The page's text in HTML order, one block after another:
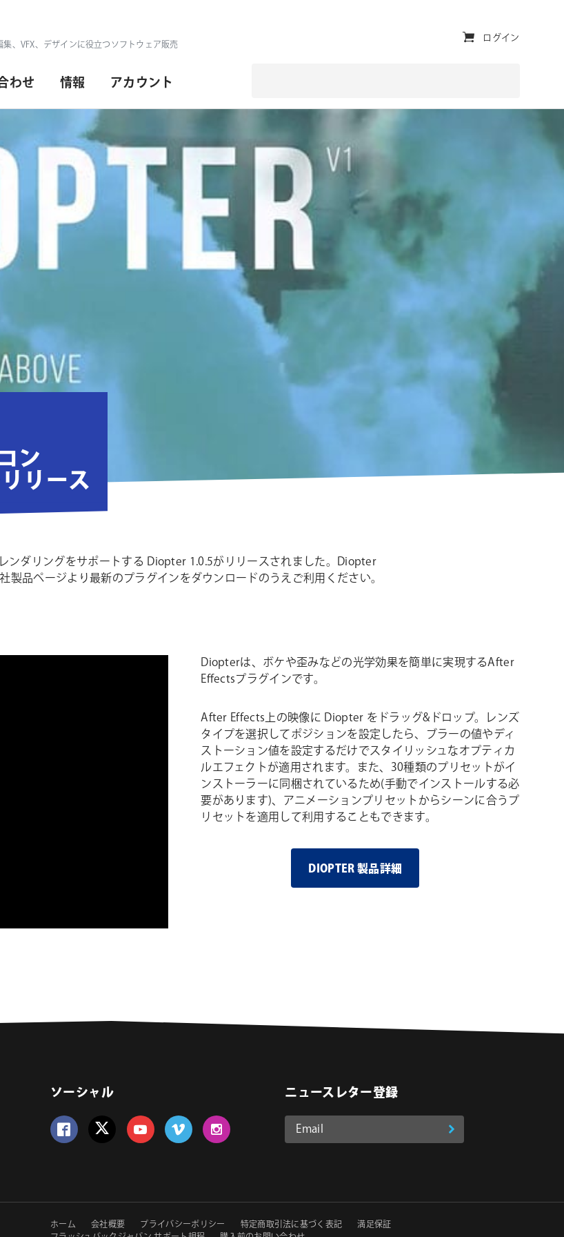
、VFX、デザインに役立つソフトウェア販売
わせ 情報 アカウント
ユ
ィ
ゲ
シ
ョ
ン
ログイン
ン
リース
ンダリングをサポートする Diopter 1.0.5がリリースされました。Diopter
製品ページより最新のプラグインをダウンロードのうえご利用ください。
Diopterは、ボケや歪みなどの光学効果を簡単に実現するAfter
Effectsプラグインです。
After Effects上の映像に Diopter をドラッグ&ドロップ。レンズ
タイプを選択してポジションを設定したら、ブラーの値やディ
ストーション値を設定するだけでスタイリッシュなオプティカ
ルエフェクトが適用されます。また、30種類のプリセットがイ
ンストーラーに同梱されているため(手動でインストールする必
要があります)、アニメーションプリセットからシーンに合うプ
リセットを適用して利用することもできます。
DIOPTER 製品詳細
ソーシャル ニュースレター登録
Email
ア
*
必
登
セ
ホーム 会社概要 プライバシーポリシー 特定商取引法に基づく表記
満足保証